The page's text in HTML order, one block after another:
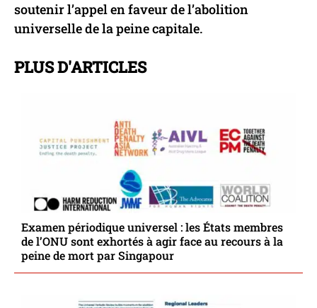
soutenir l’appel en faveur de l’abolition
universelle de la peine capitale.
PLUS D'ARTICLES
Examen périodique universel : les États membres
de l’ONU sont exhortés à agir face au recours à la
peine de mort par Singapour